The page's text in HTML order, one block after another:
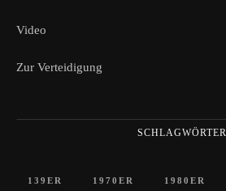
Video
Zur Verteidigung
SCHLAGWÖRTER
139ER 1970ER 1980ER